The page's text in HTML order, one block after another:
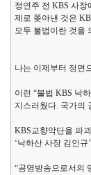
정연주 전 KBS 사장
제로 쫒아낸 것은
모두 불법이란 것을
나는 이제부터 정면
이런 “불법 KBS 낙
지스러웠다. 국가의
KBS교향악단을 파
‘낙하산 사장 김인
“공영방송으로서의